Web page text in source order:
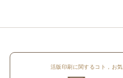
活版印刷に関するコト，お